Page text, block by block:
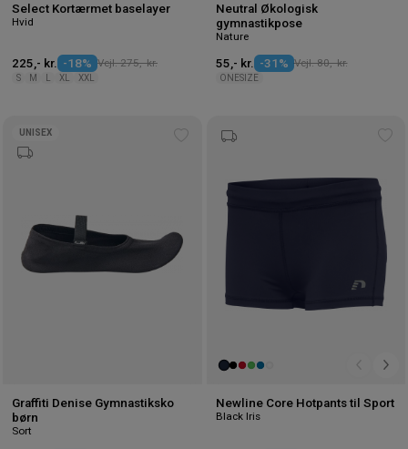
Select Kortærmet baselayer
Hvid
225,- kr. -18% Vejl. 275,- kr.
S M XL XXL
Neutral Økologisk
gymnastikpose
Nature
55,- kr. -31% Vejl. 80,- kr.
ONESIZE
ønskeliste
UNISEX
Graffiti Denise Gymnastiksko
børn
Sort
Newline Core Hotpants til Sport
Black Iris